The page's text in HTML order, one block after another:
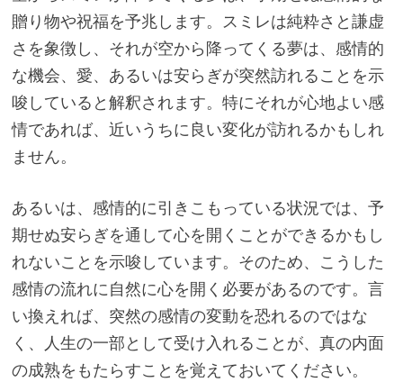
贈り物や祝福を予兆します。スミレは純粋さと謙虚
さを象徴し、それが空から降ってくる夢は、感情的
な機会、愛、あるいは安らぎが突然訪れることを示
唆していると解釈されます。特にそれが心地よい感
情であれば、近いうちに良い変化が訪れるかもしれ
ません。
あるいは、感情的に引きこもっている状況では、予
期せぬ安らぎを通して心を開くことができるかもし
れないことを示唆しています。そのため、こうした
感情の流れに自然に心を開く必要があるのです。言
い換えれば、突然の感情の変動を恐れるのではな
く、人生の一部として受け入れることが、真の内面
の成熟をもたらすことを覚えておいてください。